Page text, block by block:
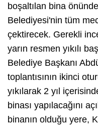
boşaltılan bina
Belediyesi'nin tüm
çektirecek. Gerekli
yarın resmen yıkılı
Belediye Başkanı
toplantısının ikinci
yıkılarak 2 yıl
binası yapılacağını
binanın olduğu yere,